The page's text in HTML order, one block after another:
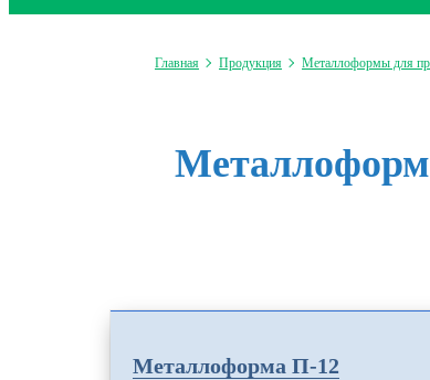
Главная Продукция Металлоформы для
Металлоформа П-12